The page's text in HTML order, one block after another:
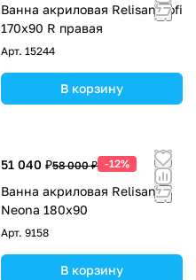
Ванна акриловая Relisan Sofi
170х90 R правая
Арт. 15244
В корзину
51 040 ₽58 000 ₽ -12%
Ванна акриловая Relisan
Neona 180x90
Арт. 9158
В корзину